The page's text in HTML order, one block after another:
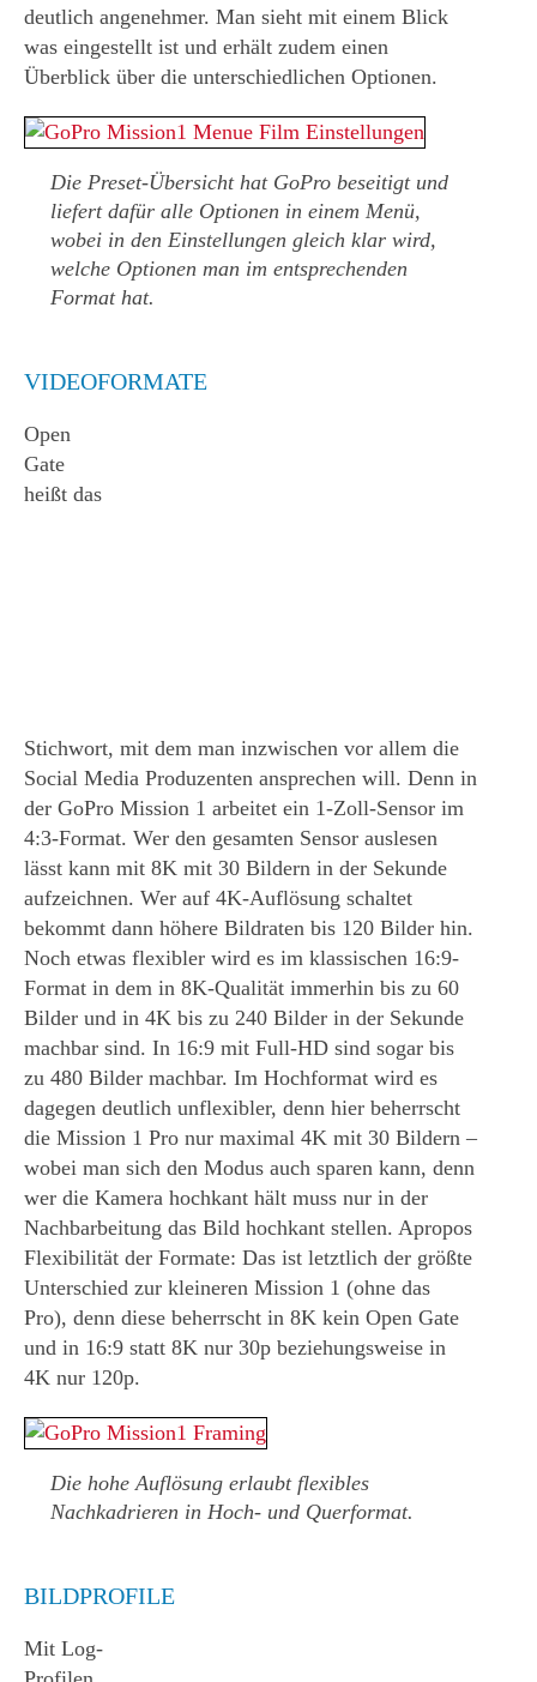
deutlich angenehmer. Man sieht mit einem Blick
was eingestellt ist und erhält zudem einen
Überblick über die unterschiedlichen Optionen.
Die Preset-Übersicht hat GoPro beseitigt und
liefert dafür alle Optionen in einem Menü,
wobei in den Einstellungen gleich klar wird,
welche Optionen man im entsprechenden
Format hat.
VIDEOFORMATE
Open
Gate
heißt das
Stichwort, mit dem man inzwischen vor allem die
Social Media Produzenten ansprechen will. Denn in
der GoPro Mission 1 arbeitet ein 1-Zoll-Sensor im
4:3-Format. Wer den gesamten Sensor auslesen
lässt kann mit 8K mit 30 Bildern in der Sekunde
aufzeichnen. Wer auf 4K-Auflösung schaltet
bekommt dann höhere Bildraten bis 120 Bilder hin.
Noch etwas flexibler wird es im klassischen 16:9-
Format in dem in 8K-Qualität immerhin bis zu 60
Bilder und in 4K bis zu 240 Bilder in der Sekunde
machbar sind. In 16:9 mit Full-HD sind sogar bis
zu 480 Bilder machbar. Im Hochformat wird es
dagegen deutlich unflexibler, denn hier beherrscht
die Mission 1 Pro nur maximal 4K mit 30 Bildern –
wobei man sich den Modus auch sparen kann, denn
wer die Kamera hochkant hält muss nur in der
Nachbarbeitung das Bild hochkant stellen. Apropos
Flexibilität der Formate: Das ist letztlich der größte
Unterschied zur kleineren Mission 1 (ohne das
Pro), denn diese beherrscht in 8K kein Open Gate
und in 16:9 statt 8K nur 30p beziehungsweise in
4K nur 120p.
Die hohe Auflösung erlaubt flexibles
Nachkadrieren in Hoch- und Querformat.
BILDPROFILE
Mit Log-